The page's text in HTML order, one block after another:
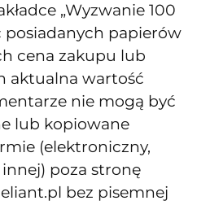
„Wyzwanie 100
posiadanych papierów
cena zakupu lub
aktualna wartość
nie mogą być
lub kopiowane
(elektroniczny,
poza stronę
bez pisemnej